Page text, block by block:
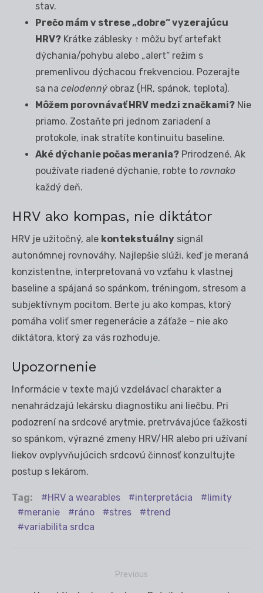
stav.
Prečo mám v strese „dobre“ vyzerajúcu
HRV? Krátke záblesky ↑ môžu byť artefakt
dýchania/pohybu alebo „alert“ režim s
premenlivou dýchacou frekvenciou. Pozerajte
sa na celodenný obraz (HR, spánok, teplota).
Môžem porovnávať HRV medzi značkami? Nie
priamo. Zostaňte pri jednom zariadení a
protokole, inak stratíte kontinuitu baseline.
Aké dýchanie počas merania? Prirodzené. Ak
používate riadené dýchanie, robte to rovnako
každý deň.
HRV ako kompas, nie diktátor
HRV je užitočný, ale kontekstuálny signál
autonómnej rovnováhy. Najlepšie slúži, keď je meraná
konzistentne, interpretovaná vo vzťahu k vlastnej
baseline a spájaná so spánkom, tréningom, stresom a
subjektívnym pocitom. Berte ju ako kompas, ktorý
pomáha voliť smer regenerácie a záťaže – nie ako
diktátora, ktorý za vás rozhoduje.
Upozornenie
Informácie v texte majú vzdelávací charakter a
nenahrádzajú lekársku diagnostiku ani liečbu. Pri
podozrení na srdcové arytmie, pretrvávajúce ťažkosti
so spánkom, výrazné zmeny HRV/HR alebo pri užívaní
liekov ovplyvňujúcich srdcovú činnosť konzultujte
postup s lekárom.
Tag: HRV a wearables interpretácia
limity
meranie
ráno stres
trend
variabilita srdca
Previous